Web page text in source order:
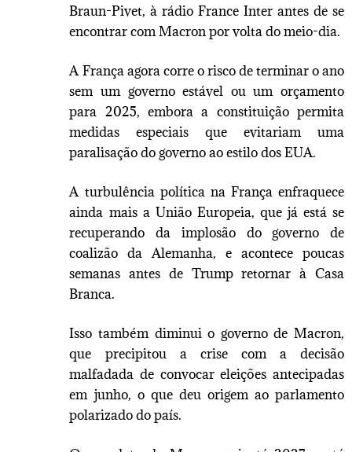
Braun-Pivet, à rádio France Inter antes de se
encontrar com Macron por volta do meio-dia.
A França agora corre o risco de terminar o ano
sem um governo estável ou um orçamento
para 2025, embora a constituição permita
medidas especiais que evitariam uma
paralisação do governo ao estilo dos EUA.
A turbulência política na França enfraquece
ainda mais a União Europeia, que já está se
recuperando da implosão do governo de
coalizão da Alemanha, e acontece poucas
semanas antes de Trump retornar à Casa
Branca.
Isso também diminui o governo de Macron,
que precipitou a crise com a decisão
malfadada de convocar eleições antecipadas
em junho, o que deu origem ao parlamento
polarizado do país.